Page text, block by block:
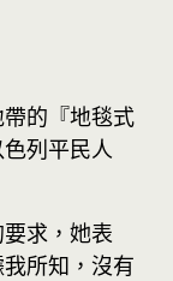
的『地毯式
列平民人
求，她表
所知，沒有